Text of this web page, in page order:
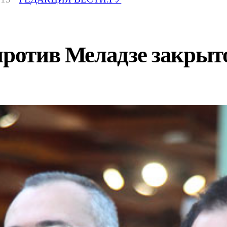
Меладзе